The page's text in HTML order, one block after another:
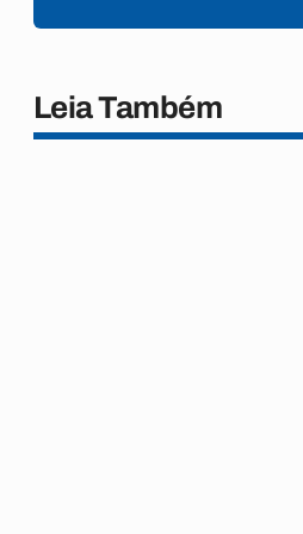
Leia Também